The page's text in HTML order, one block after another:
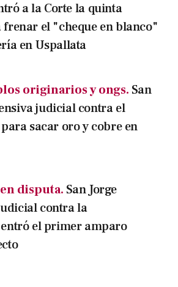
a la Corte la quinta
frenar el "cheque en blanco"
en Uspallata
originarios y ongs. San
judicial contra el
sacar oro y cobre en
disputa. San Jorge
contra la
el primer amparo